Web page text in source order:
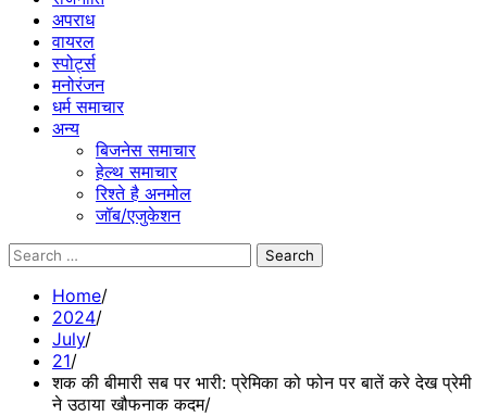
अपराध
वायरल
स्पोर्ट्स
मनोरंजन
धर्म समाचार
अन्य
बिजनेस समाचार
हेल्थ समाचार
रिश्ते है अनमोल
जॉब/एजुकेशन
Search
Home
2024
July
21
शक की बीमारी सब पर भारी: प्रेमिका को फोन पर बातें करे देख प्रेमी
ने उठाया खौफनाक कदम